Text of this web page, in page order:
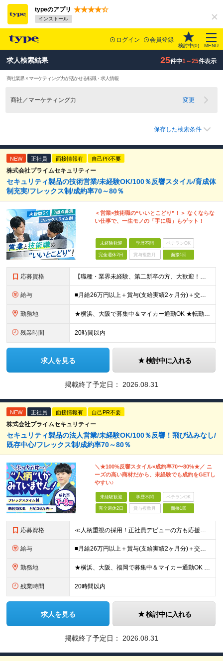
typeのアプリ
インストール
ログイン 会員登録
検討中(0) MENU
求人検索結果 25件中1～25件表示
商社業界 × マーケティング力が活かせる転職・求人情報
商社／マーケティング力 変更
保存した検索条件
NEW 正社員 面接情報有 自己PR不要
株式会社プライムセキュリティー
セキュリティ製品の技術営業/未経験OK/100％反響スタイル/育成体
制充実/フレックス制/成約率70～80％
＜営業×技術職の“いいとこどり”！＞ なくならな
い仕事で、一生モノの「手に職」もゲット！
未経験歓迎 学歴不問 ベテランOK
完全週休2日 賞与複数月 面接1回
応募資格 【職種・業界未経験、第二新卒の方、大歓迎！】 ■未経験OK ■学歴不問 ■普通自動車免許をお持ちの方（AT限定可） ≪こんな方にピッタリです！≫ ・未経験から「手に職」をつけて将来の安心を手に入れた
給与 ■月給26万円以上＋賞与(支給実績2ヶ月分)＋交通費 ★6月からはチームインセンティブも新たに導入予定！ ※スキル・経験を考慮の上、決定いたします ※上記には見込み残業代2万円以上（24時間分）を含
勤務地 ★横浜、大阪で募集中＆マイカー通勤OK ★転勤はありません ★希望の勤務地に配属します 【本社】 神奈川県横浜市戸塚区矢部町65 イェルコローレビル1F 【大阪オフィス】 大阪府大阪市北区池田町2
残業時間 20時間以内
求人を見る 検討中に入れる
掲載終了予定日： 2026.08.31
NEW 正社員 面接情報有 自己PR不要
株式会社プライムセキュリティー
セキュリティ製品の法人営業/未経験OK/100％反響！飛び込みなし/
既存中心/フレックス制/成約率70～80％
＼★100%反響スタイル×成約率70〜80%★／ ニ
ーズの高い商材だから、未経験でも成約をGETし
やすい♪
未経験歓迎 学歴不問 ベテランOK
完全週休2日 賞与複数月 面接1回
応募資格 ≪人柄重視の採用！正社員デビューの方も応援◎≫ ★フリーターの方、転職回数なども一切不問 ■未経験OK ■学歴不問 ■普通自動車免許をお持ちの方（AT限定可） ≪こんな方にピッタリです！≫ ◎未経験
給与 ■月給26万円以上＋賞与(支給実績2ヶ月分)＋交通費 ★6月からはチームインセンティブも新たに導入予定！ ※スキル・経験を考慮の上、決定いたします ※上記には見込み残業代2万円以上（24時間分）を含
勤務地 ★横浜、大阪、福岡で募集中＆マイカー通勤OK ★転勤はありません ★希望の勤務地に配属します 【本社】 神奈川県横浜市戸塚区矢部町65 イェルコローレビル1F 【大阪オフィス】 大阪府大阪市北区池
残業時間 20時間以内
求人を見る 検討中に入れる
掲載終了予定日： 2026.08.31